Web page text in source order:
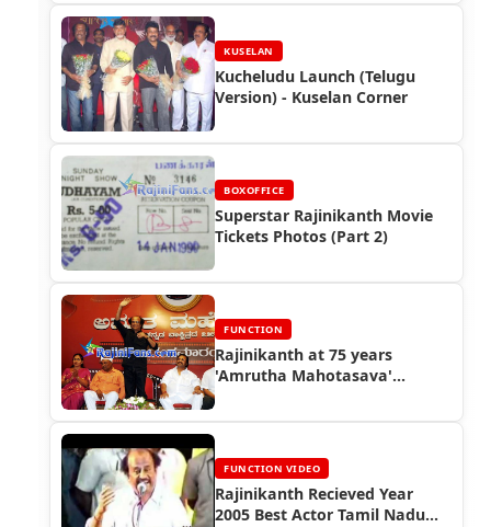
KUSELAN
Kucheludu Launch (Telugu
Version) - Kuselan Corner
BOXOFFICE
Superstar Rajinikanth Movie
Tickets Photos (Part 2)
FUNCTION
Rajinikanth at 75 years
'Amrutha Mahotasava'
FUNCTION VIDEO
Rajinikanth Recieved Year
2005 Best Actor Tamil Nadu